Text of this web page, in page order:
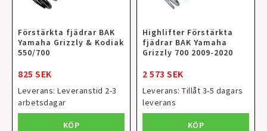
Förstärkta fjädrar BAK
Yamaha Grizzly & Kodiak
550/700
825 SEK
Leverans: Leveranstid 2-3
arbetsdagar
KÖP
Highlifter Förstärkta
fjädrar BAK Yamaha
Grizzly 700 2009-2020
2 573 SEK
Leverans: Tillåt 3-5 dagars
leverans
KÖP